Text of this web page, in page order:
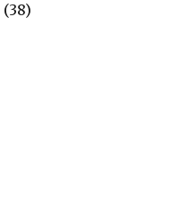
(38)